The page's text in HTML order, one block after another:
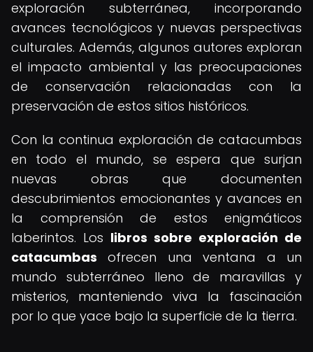
exploración subterránea, incorporando
avances tecnológicos y nuevas perspectivas
culturales. Además, algunos autores exploran
el impacto ambiental y las preocupaciones
de conservación relacionadas con la
preservación de estos sitios históricos.
Con la continua exploración de catacumbas
en todo el mundo, se espera que surjan
nuevas obras que documenten
descubrimientos emocionantes y avances en
la comprensión de estos enigmáticos
laberintos. Los libros sobre exploración de
catacumbas ofrecen una ventana a un
mundo subterráneo lleno de maravillas y
misterios, manteniendo viva la fascinación
por lo que yace bajo la superficie de la tierra.